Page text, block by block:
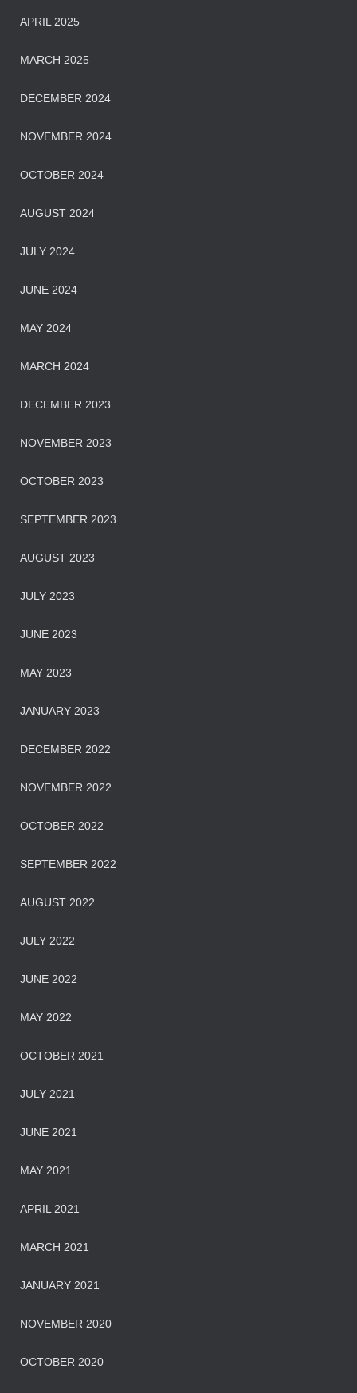
APRIL 2025
MARCH 2025
DECEMBER 2024
NOVEMBER 2024
OCTOBER 2024
AUGUST 2024
JULY 2024
JUNE 2024
MAY 2024
MARCH 2024
DECEMBER 2023
NOVEMBER 2023
OCTOBER 2023
SEPTEMBER 2023
AUGUST 2023
JULY 2023
JUNE 2023
MAY 2023
JANUARY 2023
DECEMBER 2022
NOVEMBER 2022
OCTOBER 2022
SEPTEMBER 2022
AUGUST 2022
JULY 2022
JUNE 2022
MAY 2022
OCTOBER 2021
JULY 2021
JUNE 2021
MAY 2021
APRIL 2021
MARCH 2021
JANUARY 2021
NOVEMBER 2020
OCTOBER 2020